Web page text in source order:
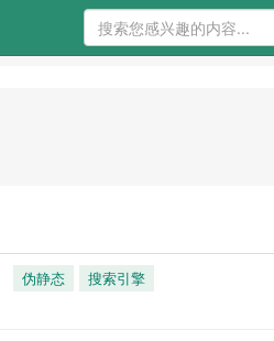
伪静态
搜索引擎